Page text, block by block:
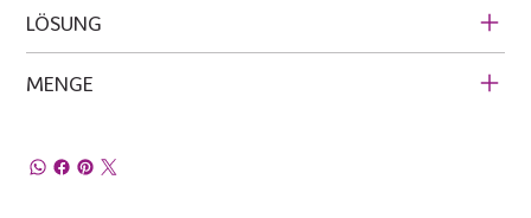
LÖSUNG
MENGE